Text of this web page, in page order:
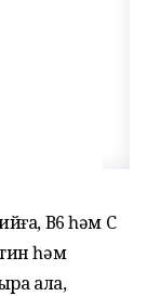
В6 һәм С
һәм
ала,